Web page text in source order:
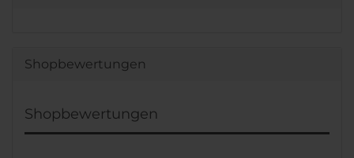
Shopbewertungen
Shopbewertungen